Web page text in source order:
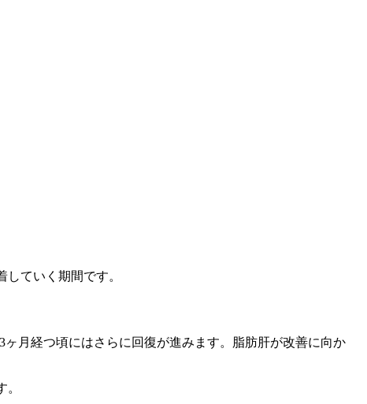
ていく期間です。
月経つ頃にはさらに回復が進みます。脂肪肝が改善に向か